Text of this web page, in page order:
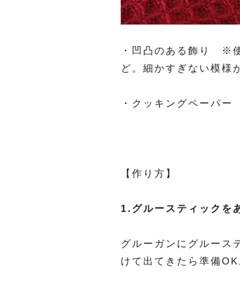
・凹凸のある飾り ※
ど。細かすぎない模様
・クッキングペーパー
【作り方】
1.グルースティックを
グルーガンにグルース
けて出てきたら準備OK